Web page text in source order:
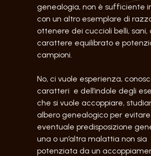
genealogia, non è sufficiente
con un altro esemplare di
ottenere dei cuccioli belli, sani,
carattere equilibrato e
campioni.
No, ci vuole esperienza,
caratteri e dell’indole degli
che si vuole accoppiare,
albero genealogico per
eventuale predisposizione
una o un’altra malattia non sia
potenziata da un